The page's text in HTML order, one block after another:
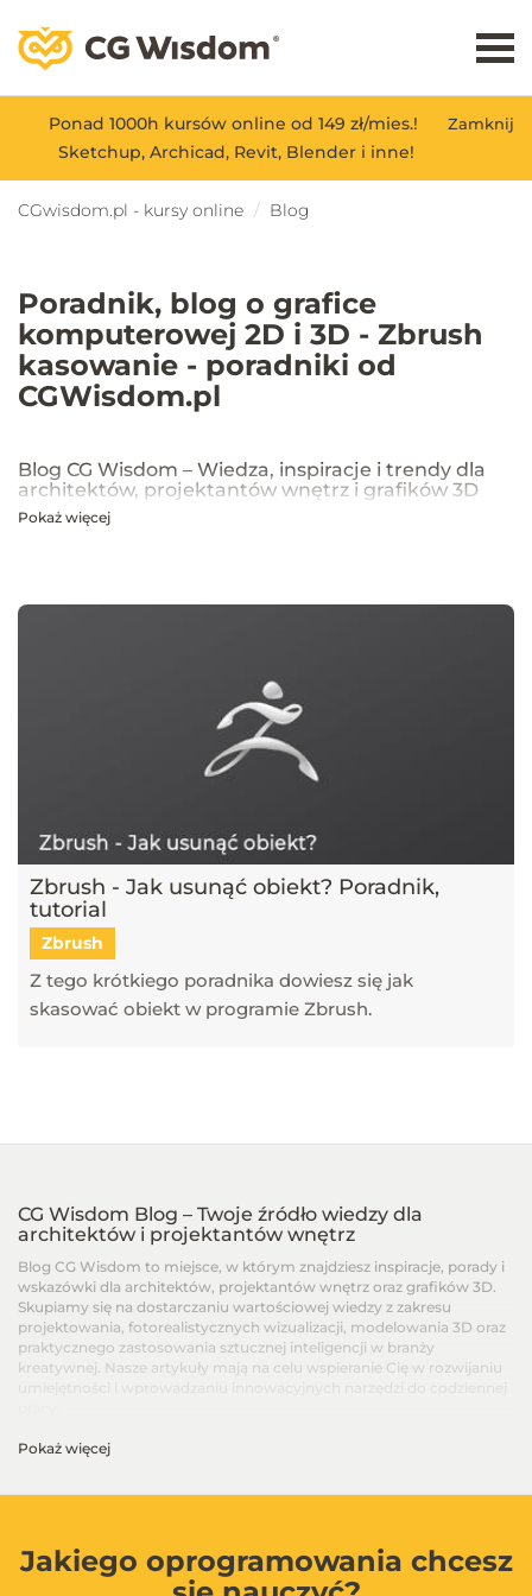
Zamknij
Ponad 1000h kursów online od 149 zł/mies.!
Sketchup, Archicad, Revit, Blender i inne!
CGwisdom.pl - kursy online Blog
Poradnik, blog o grafice
komputerowej 2D i 3D - Zbrush
kasowanie - poradniki od
CGWisdom.pl
Blog CG Wisdom – Wiedza, inspiracje i trendy dla
architektów, projektantów wnętrz i grafików 3D
Na blogu CG Wisdom znajdziesz praktyczne porady, inspiracje oraz
które pomagają tworzyć profesjonalne i fotorealistyczne wizualizacje.
bieżąco z technologią i rozwijać swoje umiejętności w projektowaniu
Pokaż więcej
Zbrush - Jak usunąć obiekt? Poradnik,
tutorial
Zbrush
Z tego krótkiego poradnika dowiesz się jak
skasować obiekt w programie Zbrush.
CG Wisdom Blog – Twoje źródło wiedzy dla
architektów i projektantów wnętrz
Blog CG Wisdom to miejsce, w którym znajdziesz inspiracje, porady i
wskazówki dla architektów, projektantów wnętrz oraz grafików 3D.
Skupiamy się na dostarczaniu wartościowej wiedzy z zakresu
projektowania, fotorealistycznych wizualizacji, modelowania 3D oraz
praktycznego zastosowania sztucznej inteligencji w branży
kreatywnej. Nasze artykuły mają na celu wspieranie Cię w rozwijaniu
Artykuły dla architektów i projektantów wnętrz –
się wiedzą na temat programów takich jak SketchUp, V-Ray, 3ds Max,
Blender, GstarCAD i innych, aby ułatwić Ci codzienną pracę i w pełni
Pokaż więcej
Jakiego oprogramowania chcesz